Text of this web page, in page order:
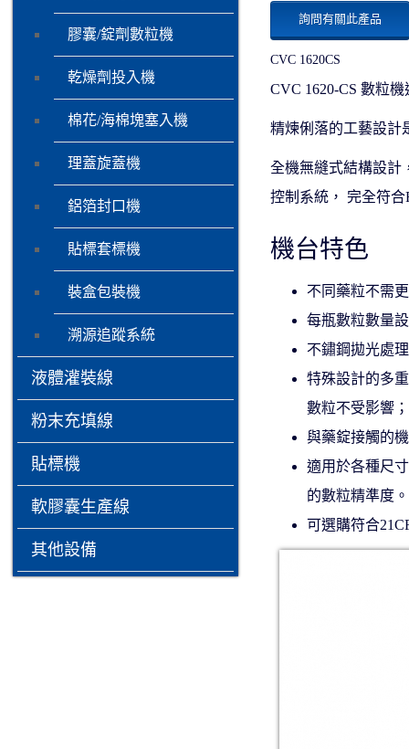
膠囊/錠劑數粒機
乾燥劑投入機
棉花/海棉塊塞入機
理蓋旋蓋機
鋁箔封口機
貼標套標機
裝盒包裝機
溯源追蹤系統
液體灌裝線
粉末充填線
貼標機
軟膠囊生產線
其他設備
詢問有關此產品
CVC 1620CS
CVC 1620-CS 數粒
精煉俐落的⼯藝設計
全機無縫式結構設計
控制系統， 完全符合
機台特色
不同藥粒不需
每瓶數粒數量
不鏽鋼拋光處
特殊設計的多
數粒不受影響
與藥錠接觸的
適⽤於各種尺
的數粒精準度。
可選購符合